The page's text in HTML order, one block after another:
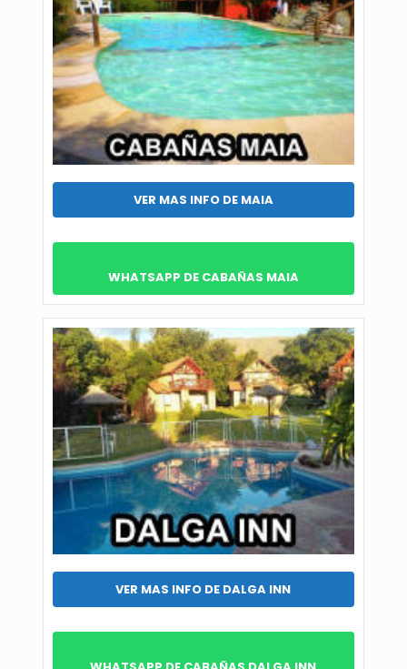
VER MAS INFO DE MAIA
WHATSAPP DE CABAÑAS MAIA
VER MAS INFO DE DALGA INN